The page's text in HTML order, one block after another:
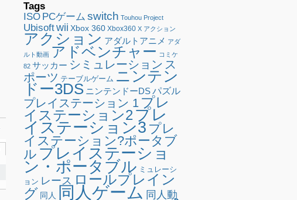
Tags
ISO PCゲーム switch Touhou Project
Ubisoftwii Xbox 360 Xbox360 X アクション
アクション アダルトアニメ アダ
ルト動画 アドベンチャー コミケ
82 サッカー シミュレーション ス
ポーツ テーブルゲーム ニンテン
ドー3DS ニンテンドーDSパズル
プレイステーション 1 プレ
イステーション2プレ
イステーション3 プレ
イステーション?ポータブ
ル プレイステーショ
ン・ポータブル ミュレーシ
ョン レース ロールプレイン
グ 同人 同人ゲーム 同人動